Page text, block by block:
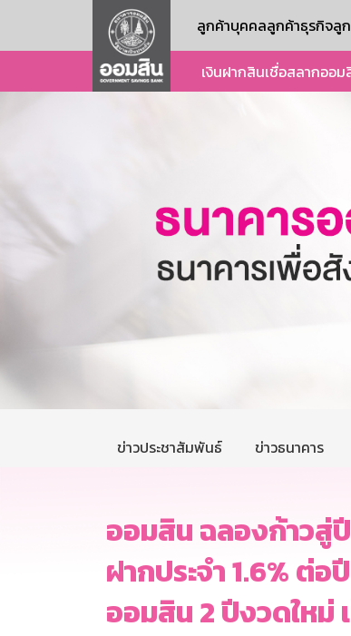
ลูกค้าบุคคลลูกค้าธุรกิจลู
เงินฝากสินเชื่อสลากออม
ข่าวประชาสัมพันธ์ ข่าวธนาคาร
ออมสิน ฉลองก้าวสู่ปี
ฝากประจำ 1.6% ต่อ
ออมสิน 2 ปีงวดใหม่